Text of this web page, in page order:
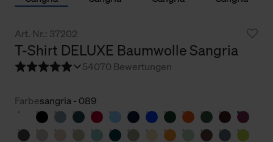
Art. Nr.: 37202
T-Shirt DELUXE Baumwolle Sangria
54070 Bewertungen
Farbesangria - 089